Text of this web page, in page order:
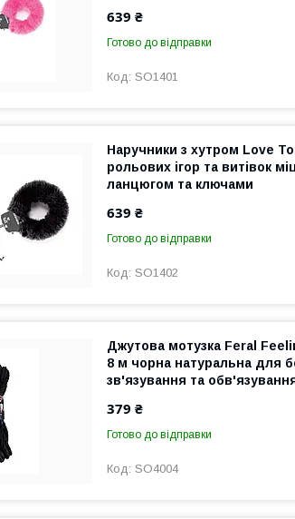
639 ₴
Готово до відправки
SO1401
Наручники з хутром Love
рольових ігор та витівок
ланцюгом та ключами
639 ₴
Готово до відправки
SO1402
Джутова мотузка Feral
8 м чорна натуральна для
зв'язування та
379 ₴
Готово до відправки
SO4004